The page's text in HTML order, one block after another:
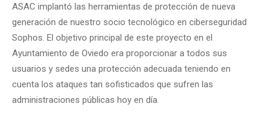
ASAC implantó las herramientas de protección de nueva
generación de nuestro socio tecnológico en ciberseguridad
Sophos. El objetivo principal de este proyecto en el
Ayuntamiento de Oviedo era proporcionar a todos sus
usuarios y sedes una protección adecuada teniendo en
cuenta los ataques tan sofisticados que sufren las
administraciones públicas hoy en día.